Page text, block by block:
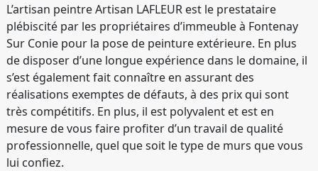
L’artisan peintre Artisan LAFLEUR est le prestataire
plébiscité par les propriétaires d’immeuble à Fontenay
Sur Conie pour la pose de peinture extérieure. En plus
de disposer d’une longue expérience dans le domaine, il
s’est également fait connaître en assurant des
réalisations exemptes de défauts, à des prix qui sont
très compétitifs. En plus, il est polyvalent et est en
mesure de vous faire profiter d’un travail de qualité
professionnelle, quel que soit le type de murs que vous
lui confiez.